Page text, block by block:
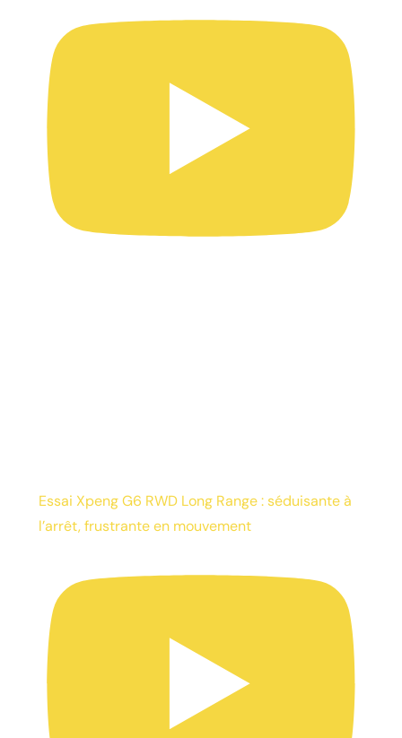
Essai Xpeng G6 RWD Long Range : séduisante à
l’arrêt, frustrante en mouvement